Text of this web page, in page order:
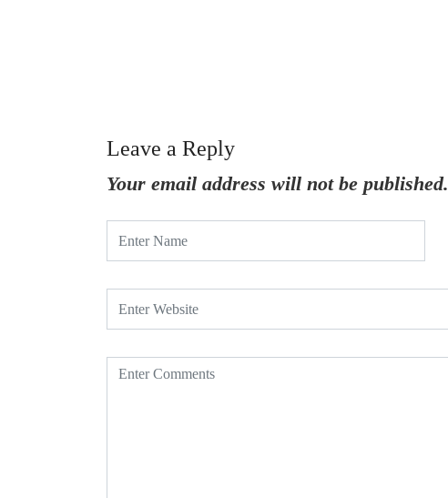
Leave a Reply
Your email address will not be published.